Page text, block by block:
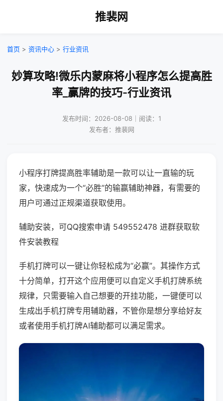
推裴网
首页 > 资讯中心 > 行业资讯
妙算攻略!微乐内蒙麻将小程序怎么提高胜
率_赢牌的技巧-行业资讯
发布时间：2026-08-08｜阅读：1
发布者：推裴网
小程序打牌提高胜率辅助是一款可以让一直输的玩
家，快速成为一个“必胜”的输赢辅助神器，有需要的
用户可通过正规渠道获取使用。
辅助安装，可QQ搜索申请 549552478 进群获取软
件安装教程
手机打牌可以一键让你轻松成为“必赢”。其操作方式
十分简单，打开这个应用便可以自定义手机打牌系统
规律，只需要输入自己想要的开挂功能，一键便可以
生成出手机打牌专用辅助器，不管你是想分享给好友
或者使用手机打牌AI辅助都可以满足需求。